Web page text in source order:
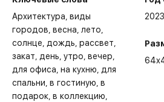
Архитектура виды
городов весна лето
солнце дождь рассвет
закат день утро вечер
для офиса на кухню для
спальни в гостиную в
подарок в коллекцию
2023